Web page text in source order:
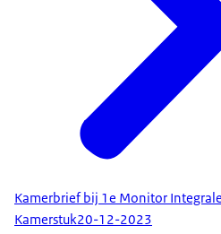
Kamerbrief bij 1e Monitor
Kamerstuk20-12-2023